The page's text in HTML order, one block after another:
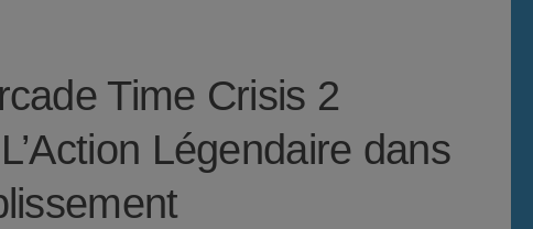
Time Crisis 2
Légendaire dans